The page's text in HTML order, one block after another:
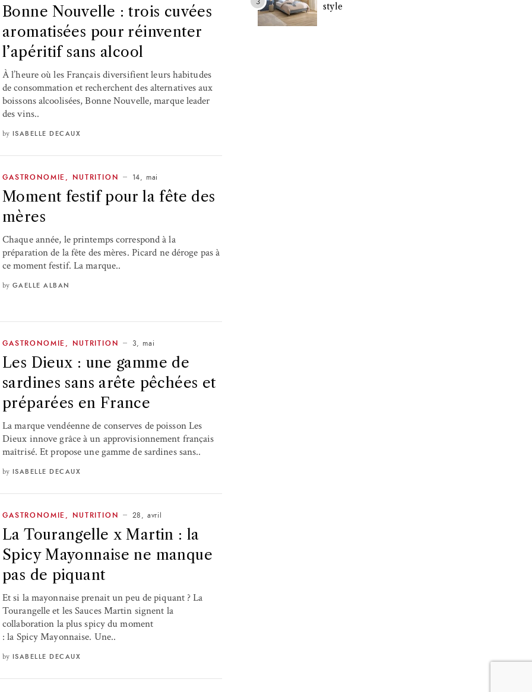
Bonne Nouvelle : trois cuvées
aromatisées pour réinventer
l’apéritif sans alcool
À l’heure où les Français diversifient leurs habitudes
de consommation et recherchent des alternatives aux
boissons alcoolisées, Bonne Nouvelle, marque leader
des vins..
by ISABELLE DECAUX
GASTRONOMIE NUTRITION 14, mai
Moment festif pour la fête des
mères
Chaque année, le printemps correspond à la
préparation de la fête des mères. Picard ne déroge pas à
ce moment festif. La marque..
by GAELLE ALBAN
GASTRONOMIE NUTRITION 3, mai
Les Dieux : une gamme de
sardines sans arête pêchées et
préparées en France
La marque vendéenne de conserves de poisson Les
Dieux innove grâce à un approvisionnement français
maîtrisé. Et propose une gamme de sardines sans..
by ISABELLE DECAUX
GASTRONOMIE NUTRITION 28, avril
La Tourangelle x Martin : la
Spicy Mayonnaise ne manque
pas de piquant
Et si la mayonnaise prenait un peu de piquant ? La
Tourangelle et les Sauces Martin signent la
collaboration la plus spicy du moment
: la Spicy Mayonnaise. Une..
by ISABELLE DECAUX
style